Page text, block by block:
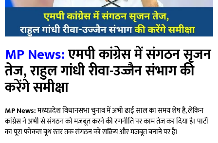
MP News:एमपी कांग्रेस में संगठन सृजन
तेज, राहुल गांधी रीवा-उज्जैन संभाग की
करेंगे समीक्षा
MP News:मध्यप्रदेश विधानसभा चुनाव में अभी ढाई साल का समय शेष है, लेकिन
कांग्रेस ने अभी से संगठन को मजबूत करने की रणनीति पर काम तेज कर दिया है। पार्टी
का पूरा फोकस बूथ स्तर तक संगठन को सक्रिय और मजबूत बनाने पर है।